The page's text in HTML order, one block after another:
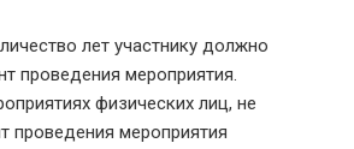
лет участнику должно
проведения мероприятия.
физических лиц, не
проведения мероприятия